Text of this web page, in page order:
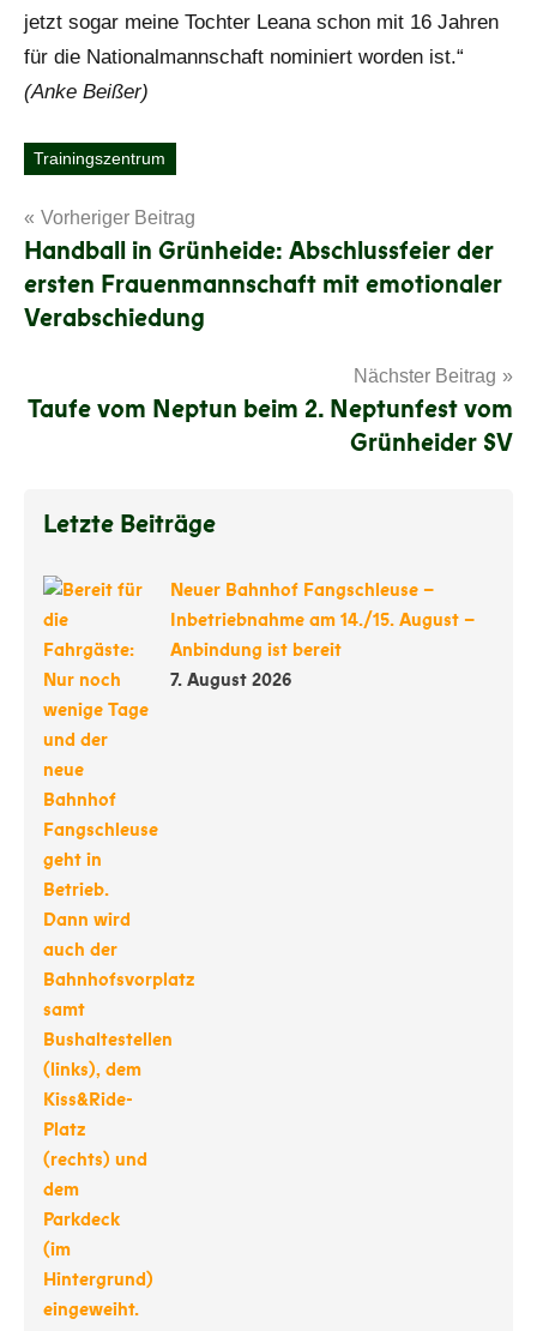
jetzt sogar meine Tochter Leana schon mit 16 Jahren
für die Nationalmannschaft nominiert worden ist.“
(Anke Beißer)
Schlagwörter
Trainingszentrum
Beitragsnavigation
Vorheriger Beitrag
Handball in Grünheide: Abschlussfeier der
ersten Frauenmannschaft mit emotionaler
Verabschiedung
Nächster Beitrag
Taufe vom Neptun beim 2. Neptunfest vom
Grünheider SV
Letzte Beiträge
Neuer Bahnhof Fangschleuse –
Inbetriebnahme am 14./15. August –
Anbindung ist bereit
7. August 2026